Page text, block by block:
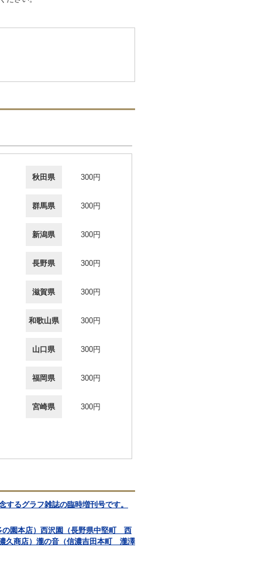
秋田県 300円
群馬県 300円
新潟県 300円
長野県 300円
滋賀県 300円
和歌山県 300円
山口県 300円
福岡県 300円
宮崎県 300円
するグラフ雑誌の臨時増刊号です。
園本店）西沢園（長野県中堅町 西
久商店）瀧の音（信濃吉田本町 瀧澤